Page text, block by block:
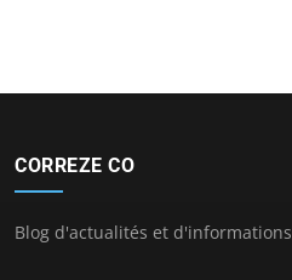
CORREZE CO
Blog d'actualités et d'informations